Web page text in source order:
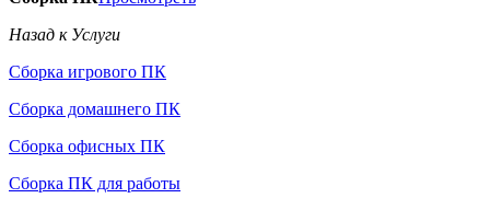
Назад к Услуги
Сборка игрового ПК
Сборка домашнего ПК
Сборка офисных ПК
Сборка ПК для работы